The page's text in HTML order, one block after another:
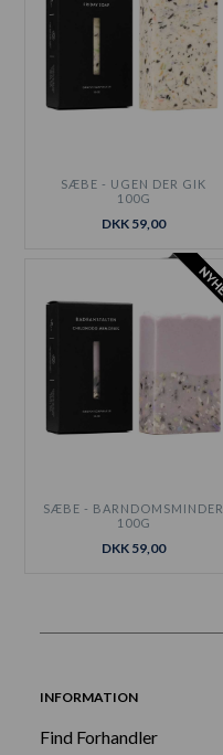
SÆBE - UGEN DER GIK
100G
DKK 59,00
SÆBE - BARNDOMSMINDER
100G
DKK 59,00
INFORMATION
Find Forhandler